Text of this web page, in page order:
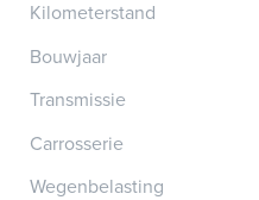
Kilometerstand
Bouwjaar
Transmissie
Carrosserie
Wegenbelasting